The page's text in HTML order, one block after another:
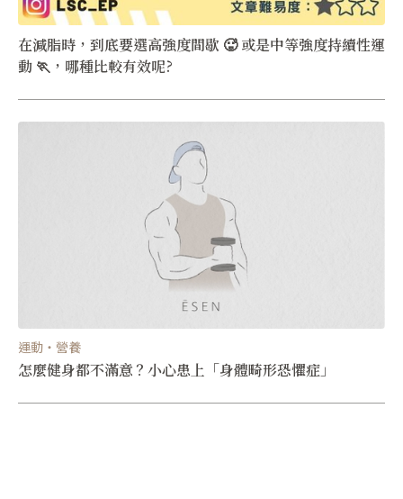
在減脂時，到底要選高強度間歇 🥵 或是中等強度持續性運
動 🏃，哪種比較有效呢?
運動・營養
怎麼健身都不滿意？小心患上「身體畸形恐懼症」